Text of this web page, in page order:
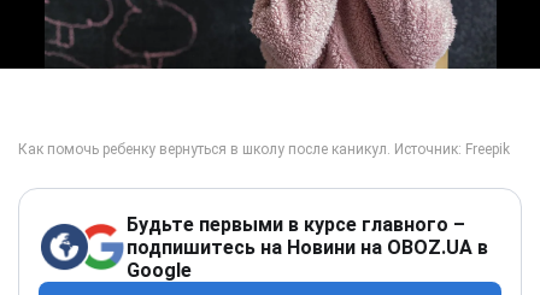
Будьте первыми в курсе главного –
подпишитесь на Новини на OBOZ.UA в
Google